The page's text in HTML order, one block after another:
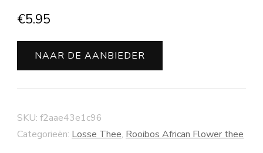
€5.95
NAAR DE AANBIEDER
SKU: f2aae43e1c96
Categorieën: Losse Thee, Rooibos African Flower thee